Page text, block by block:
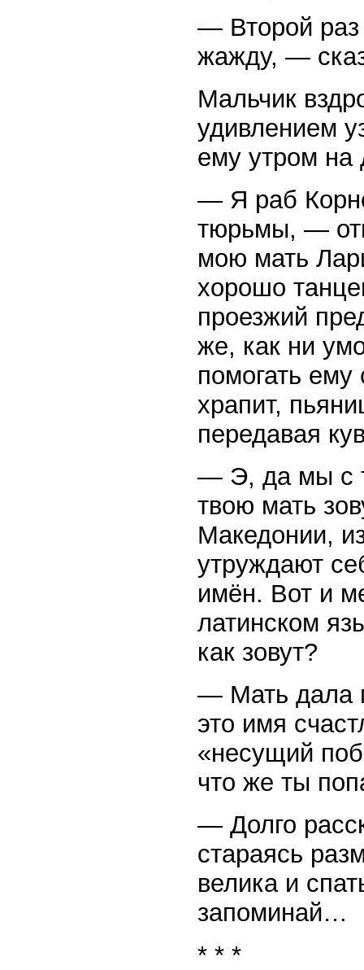
— Второй раз
жажду, —
Мальчик
удивлением
ему утром на
— Я раб
тюрьмы, —
мою мать
хорошо
проезжий
же, как ни
помогать
храпит,
передавая
— Э, да мы с
твою мать
Македонии,
утруждают
имён. Вот и
латинском
как зовут?
— Мать дала
это имя
«несущий
что же ты
— Долго
стараясь
велика и
запоминай…
* * *